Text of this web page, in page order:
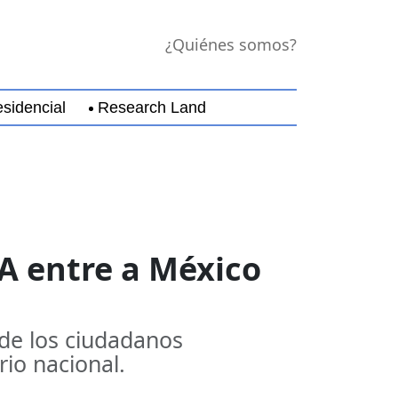
¿Quiénes somos?
Research Land
entre a México
los ciudadanos
nacional.